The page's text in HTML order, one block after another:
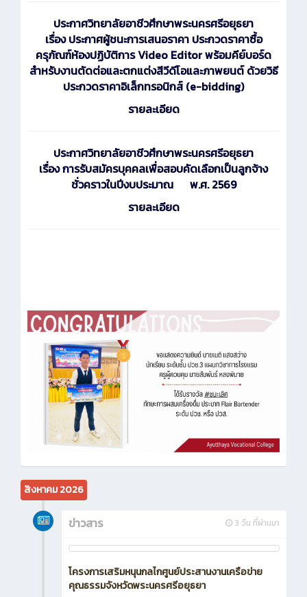
ประกาศวิทยาลัยอาชีวศึกษาพระนครศรีอยุธยา
เรื่อง ประกาศผู้ชนะการเสนอราคา ประกวดราคาซื้อ
ครุภัณฑ์ห้องปฏิบัติการ Video Editor พร้อมคีย์บอร์ด
สำหรับงานตัดต่อและตกแต่งสีวีดีโอและภาพยนต์ ด้วยวิธี
ประกวดราคาอิเล็กทรอนิกส์ (e-bidding)
รายละเอียด
ประกาศวิทยาลัยอาชีวศึกษาพระนครศรีอยุธยา
เรื่อง การรับสมัครบุคคลเพื่อสอบคัดเลือกเป็นลูกจ้าง
ชั่วคราวในปีงบประมาณ พ.ศ. 2569
รายละเอียด
สิงหาคม 2026
3 วัน ที่ผ่านมา
ข่าวสาร
โครงการเสริมหนุนกลไกศูนย์ประสานงานเครือข่าย
คุณธรรมจังหวัดพระนครศรีอยุธยา